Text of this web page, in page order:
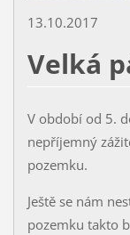
13.10.2017
Velká
V období od 5.
nepříjemný
pozemku.
Ještě se nám
pozemku takto